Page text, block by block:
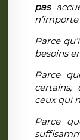
pas
Parce
besoins
Parce
certains,
ceux qui
Parce